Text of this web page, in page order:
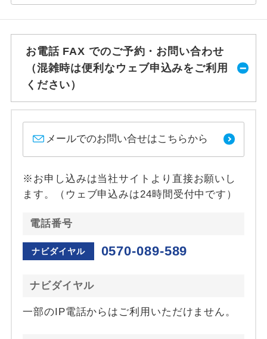
お電話 FAX でのご予約・お問い合わせ
（混雑時は便利なウェブ申込みをご利用
ください）
メールでのお問い合せはこちらから
※お申し込みは当社サイトより直接お願いし
ます。（ウェブ申込みは24時間受付中です）
電話番号
ナビダイヤル 0570-089-589
ナビダイヤル
一部のIP電話からはご利用いただけません。